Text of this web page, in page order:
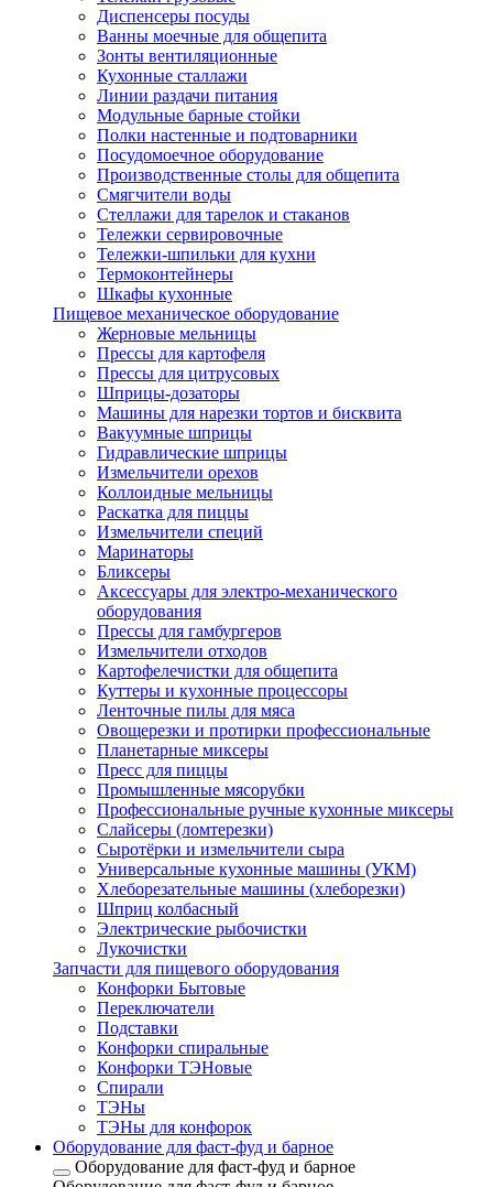
Диспенсеры посуды
Ванны моечные для общепита
Зонты вентиляционные
Кухонные сталлажи
Линии раздачи питания
Модульные барные стойки
Полки настенные и подтоварники
Посудомоечное оборудование
Производственные столы для общепита
Смягчители воды
Стеллажи для тарелок и стаканов
Тележки сервировочные
Тележки-шпильки для кухни
Термоконтейнеры
Шкафы кухонные
Пищевое механическое оборудование
Жерновые мельницы
Прессы для картофеля
Прессы для цитрусовых
Шприцы-дозаторы
Машины для нарезки тортов и бисквита
Вакуумные шприцы
Гидравлические шприцы
Измельчители орехов
Коллоидные мельницы
Раскатка для пиццы
Измельчители специй
Маринаторы
Бликсеры
Аксессуары для электро-механического
оборудования
Прессы для гамбургеров
Измельчители отходов
Картофелечистки для общепита
Куттеры и кухонные процессоры
Ленточные пилы для мяса
Овощерезки и протирки профессиональные
Планетарные миксеры
Пресс для пиццы
Промышленные мясорубки
Профессиональные ручные кухонные миксеры
Слайсеры (ломтерезки)
Сыротёрки и измельчители сыра
Универсальные кухонные машины (УКМ)
Хлеборезательные машины (хлеборезки)
Шприц колбасный
Электрические рыбочистки
Лукочистки
Запчасти для пищевого оборудования
Конфорки Бытовые
Переключатели
Подставки
Конфорки спиральные
Конфорки ТЭНовые
Спирали
ТЭНы
ТЭНы для конфорок
Оборудование для фаст-фуд и барное
Оборудование для фаст-фуд и барное